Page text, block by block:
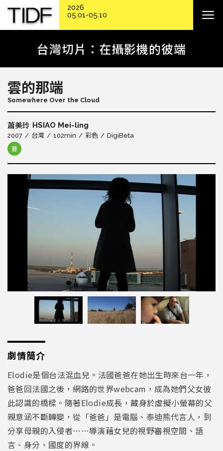
台灣切片：在攝影機的彼端
雲的那端
Somewhere Over the Cloud
蕭美玲 HSIAO Mei-ling
2007 台灣 102min 彩色 DigiBeta
普
劇情簡介
Elodie是個台法混血兒。法國爸爸在她出生時來台一年，
爸爸回法國之後，網路的世界webcam，成為她們父女彼
此認識的橋樑。隨著Elodie成長，藏身於虛擬小螢幕的父
親意涵不斷轉變，從「爸爸」是電腦、泰迪熊代言人，到
分享母親的入侵者⋯⋯導演藉女兒的視野審視空間、語
言、身分、國度的界線。
2026
05.01-05.10